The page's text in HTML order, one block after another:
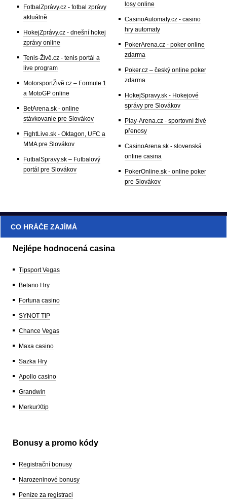
FotbalZprávy.cz - fotbal zprávy
aktuálně
HokejZprávy.cz - dnešní hokej
zprávy online
Tenis-Živě.cz - tenis portál a
live program
MotorsportŽivě.cz – Formule 1
a MotoGP online
BetArena.sk - online
stávkovanie pre Slovákov
FightLive.sk - Oktagon, UFC a
MMA pre Slovákov
FutbalSpravy.sk – Futbalový
portál pre Slovákov
losy online
CasinoAutomaty.cz - casino
hry automaty
PokerArena.cz - poker online
zdarma
Poker.cz – český online poker
zdarma
HokejSpravy.sk - Hokejové
správy pre Slovákov
Play-Arena.cz - sportovní živé
přenosy
CasinoArena.sk - slovenská
online casina
PokerOnline.sk - online poker
pre Slovákov
CO HRÁČE ZAJÍMÁ
Nejlépe hodnocená casina
Tipsport Vegas
Betano Hry
Fortuna casino
SYNOT TIP
Chance Vegas
Maxa casino
Sazka Hry
Apollo casino
Grandwin
MerkurXtip
Bonusy a promo kódy
Registrační bonusy
Narozeninové bonusy
Peníze za registraci